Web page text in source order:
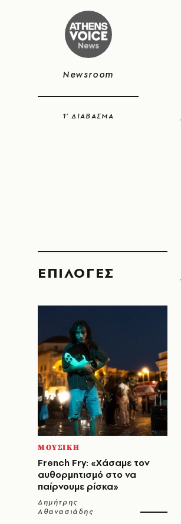
Newsroom
1’ ΔΙΑΒΑΣΜΑ
EΠΙΛΟΓΈΣ
ΜΟΥΣΙΚΗ
French Fry: «Χάσαμε τον
αυθορμητισμό στο να
παίρνουμε ρίσκα»
Δημήτρης
Αθανασιάδης